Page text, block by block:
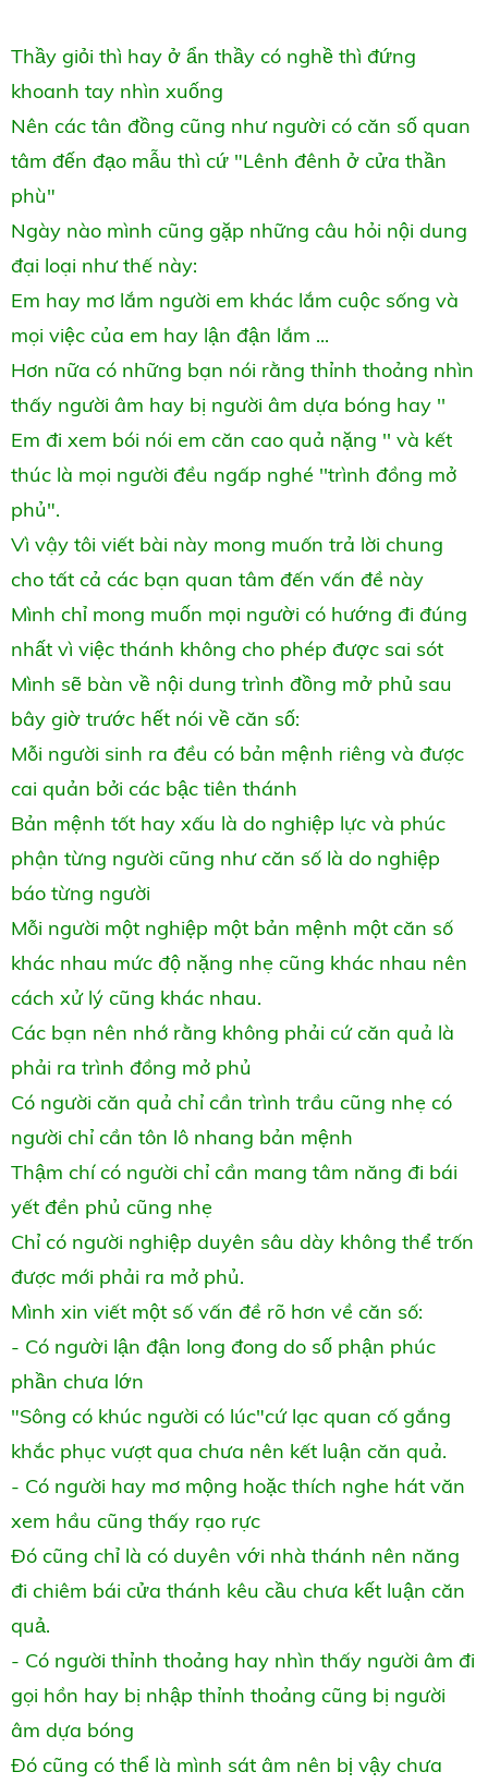
Thầy giỏi thì hay ở ẩn thầy có nghề thì đứng
khoanh tay nhìn xuống
Nên các tân đồng cũng như người có căn số quan
tâm đến đạo mẫu thì cứ "Lênh đênh ở cửa thần
phù"
Ngày nào mình cũng gặp những câu hỏi nội dung
đại loại như thế này:
Em hay mơ lắm người em khác lắm cuộc sống và
mọi việc của em hay lận đận lắm ...
Hơn nữa có những bạn nói rằng thỉnh thoảng nhìn
thấy người âm hay bị người âm dựa bóng hay ''
Em đi xem bói nói em căn cao quả nặng '' và kết
thúc là mọi người đều ngấp nghé ''trình đồng mở
phủ".
Vì vậy tôi viết bài này mong muốn trả lời chung
cho tất cả các bạn quan tâm đến vấn đề này
Mình chỉ mong muốn mọi người có hướng đi đúng
nhất vì việc thánh không cho phép được sai sót
Mình sẽ bàn về nội dung trình đồng mở phủ sau
bây giờ trước hết nói về căn số:
Mỗi người sinh ra đều có bản mệnh riêng và được
cai quản bởi các bậc tiên thánh
Bản mệnh tốt hay xấu là do nghiệp lực và phúc
phận từng người cũng như căn số là do nghiệp
báo từng người
Mỗi người một nghiệp một bản mệnh một căn số
khác nhau mức độ nặng nhẹ cũng khác nhau nên
cách xử lý cũng khác nhau.
Các bạn nên nhớ rằng không phải cứ căn quả là
phải ra trình đồng mở phủ
Có người căn quả chỉ cần trình trầu cũng nhẹ có
người chỉ cần tôn lô nhang bản mệnh
Thậm chí có người chỉ cần mang tâm năng đi bái
yết đền phủ cũng nhẹ
Chỉ có người nghiệp duyên sâu dày không thể trốn
được mới phải ra mở phủ.
Mình xin viết một số vấn đề rõ hơn về căn số:
- Có người lận đận long đong do số phận phúc
phần chưa lớn
"Sông có khúc người có lúc"cứ lạc quan cố gắng
khắc phục vượt qua chưa nên kết luận căn quả.
- Có người hay mơ mộng hoặc thích nghe hát văn
xem hầu cũng thấy rạo rực
Đó cũng chỉ là có duyên với nhà thánh nên năng
đi chiêm bái cửa thánh kêu cầu chưa kết luận căn
quả.
- Có người thỉnh thoảng hay nhìn thấy người âm đi
gọi hồn hay bị nhập thỉnh thoảng cũng bị người
âm dựa bóng
Đó cũng có thể là mình sát âm nên bị vậy chưa